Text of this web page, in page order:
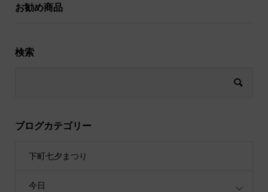
お勧め商品
検索
ブログカテゴリー
下町七夕まつり
今日